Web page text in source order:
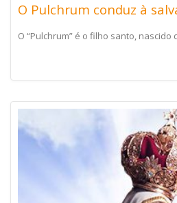
O Pulchrum conduz à
O “Pulchrum” é o filho santo, nascido